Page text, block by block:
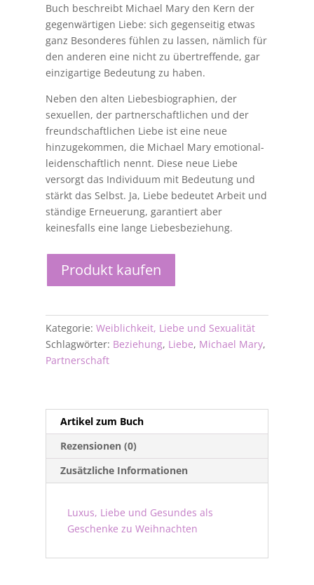
Buch beschreibt Michael Mary den Kern der
gegenwärtigen Liebe: sich gegenseitig etwas
ganz Besonderes fühlen zu lassen, nämlich für
den anderen eine nicht zu übertreffende, gar
einzigartige Bedeutung zu haben.
Neben den alten Liebesbiographien, der
sexuellen, der partnerschaftlichen und der
freundschaftlichen Liebe ist eine neue
hinzugekommen, die Michael Mary emotional-
leidenschaftlich nennt. Diese neue Liebe
versorgt das Individuum mit Bedeutung und
stärkt das Selbst. Ja, Liebe bedeutet Arbeit und
ständige Erneuerung, garantiert aber
keinesfalls eine lange Liebesbeziehung.
Produkt kaufen
Kategorie: Weiblichkeit, Liebe und Sexualität
Schlagwörter: Beziehung, Liebe, Michael Mary,
Partnerschaft
Artikel zum Buch
Rezensionen (0)
Zusätzliche Informationen
Luxus, Liebe und Gesundes als
Geschenke zu Weihnachten